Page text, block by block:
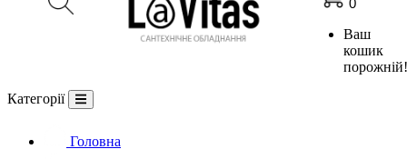
0
Ваш
кошик
Категорії
Головна